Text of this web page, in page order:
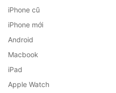
iPhone cũ
iPhone mới
Android
Macbook
iPad
Apple Watch